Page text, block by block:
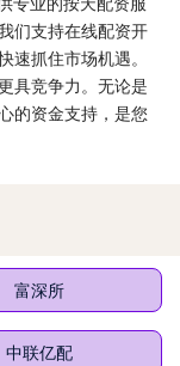
们支持在线配资开
速抓住市场机遇。
具竞争力。无论是
的资金支持，是您
富深所
中联亿配